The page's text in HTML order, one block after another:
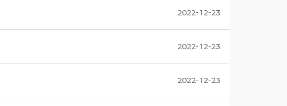
2022-12-23
2022-12-23
2022-12-23